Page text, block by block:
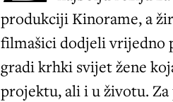
produkciji Kinorame, a
filmašici dodjeli vrijedno
gradi krhki svijet žene
projektu, ali i u životu.